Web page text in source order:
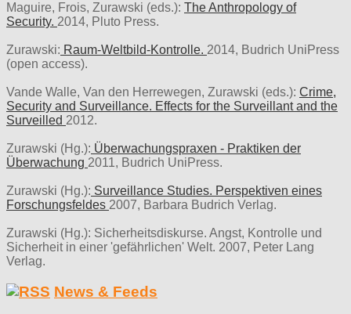
Maguire, Frois, Zurawski (eds.): The Anthropology of
Security. 2014, Pluto Press.
Zurawski: Raum-Weltbild-Kontrolle. 2014, Budrich UniPress
(open access).
Vande Walle, Van den Herrewegen, Zurawski (eds.): Crime,
Security and Surveillance. Effects for the Surveillant and the
Surveilled 2012.
Zurawski (Hg.): Überwachungspraxen - Praktiken der
Überwachung 2011, Budrich UniPress.
Zurawski (Hg.): Surveillance Studies. Perspektiven eines
Forschungsfeldes 2007, Barbara Budrich Verlag.
Zurawski (Hg.): Sicherheitsdiskurse. Angst, Kontrolle und
Sicherheit in einer 'gefährlichen' Welt. 2007, Peter Lang
Verlag.
News & Feeds